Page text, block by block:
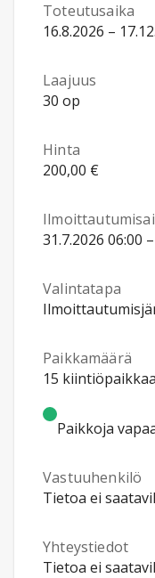
Toteutusaika
16.8.2026 –
Laajuus
30 op
Hinta
200,00 €
31.7.2026 06:00
Valintatapa
Paikkamäärä
15
Paikkoja
Vastuuhenkilö
Tietoa ei
Yhteystiedot
Tietoa ei